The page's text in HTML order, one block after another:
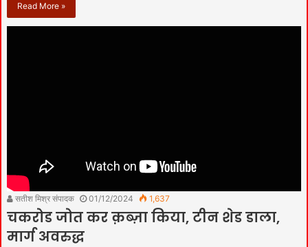
Read More »
सतीश मिश्र संपादक 01/12/2024 1,637
चकरोड जोत कर क़ब्ज़ा किया, टीन शेड डाला,
मार्ग अवरुद्ध